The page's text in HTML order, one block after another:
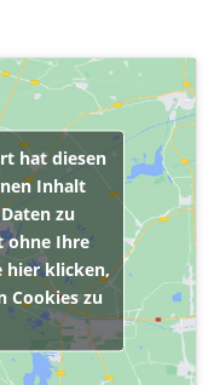
hat diesen
Inhalt
zu
ohne Ihre
hier klicken,
Cookies zu